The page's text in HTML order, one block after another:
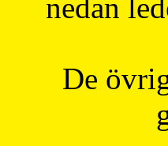
nedan
De